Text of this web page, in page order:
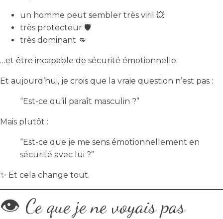
un homme peut sembler très viril 💥
très protecteur 🛡️
très dominant 👊
…et être incapable de sécurité émotionnelle.
Et aujourd’hui, je crois que la vraie question n’est pas :
“Est-ce qu’il paraît masculin ?”
Mais plutôt :
“Est-ce que je me sens émotionnellement en
sécurité avec lui ?”
✨ Et cela change tout.
👁️ Ce que je ne voyais pas